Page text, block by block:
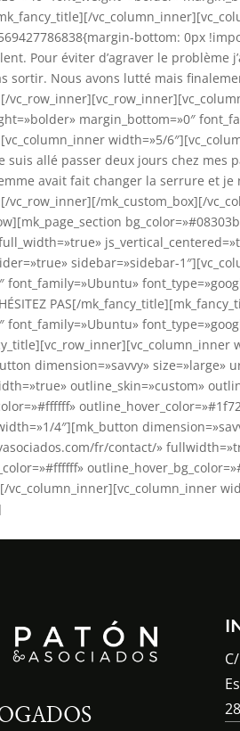
bottom: 0px
Pour éviter d’agraver le problème
sortir. Nous avons lutté mais
margin_bottom=»0″
width=»5/
suis allé passer deux jours chez mes
avait fait changer la serrure et je
vc_row_inner][/mk_custom_box][/
sidebar=»sidebar-
PAS[/
font_family=»Ubuntu»
dimension=»savvy»
outline_skin=»custom»
4″][mk_button
fr/contact/»
vc_column_inner][vc_column_inner